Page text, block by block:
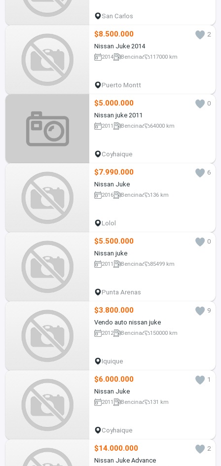
San Carlos
$8.500.000
2
Nissan Juke 2014
2014 Bencina 117000 km
Puerto Montt
$5.000.000
0
Nissan juke 2011
2011 Bencina 64000 km
Coyhaique
$7.990.000
6
Nissan Juke
2016 Bencina 136 km
Lolol
$5.500.000
0
Nissan juke
2011 Bencina 85499 km
Punta Arenas
$3.800.000
9
Vendo auto nissan juke
2012 Bencina 150000 km
Iquique
$6.000.000
1
Nissan Juke
2011 Bencina 131 km
Coyhaique
$14.000.000
2
Nissan Juke Advance